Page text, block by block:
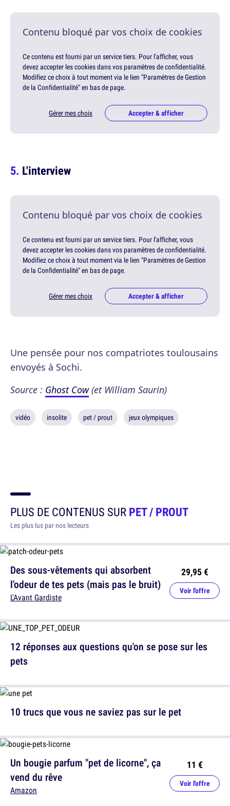
Contenu bloqué par vos choix de cookies
Ce contenu est fourni par un service tiers. Pour l'afficher, vous
devez accepter les cookies dans vos paramètres de confidentialité.
Modifiez ce choix à tout moment via le lien "Paramètres de Gestion
de la Confidentialité" en bas de page.
Gérer mes choix Accepter & afficher
L'interview
Contenu bloqué par vos choix de cookies
Ce contenu est fourni par un service tiers. Pour l'afficher, vous
devez accepter les cookies dans vos paramètres de confidentialité.
Modifiez ce choix à tout moment via le lien "Paramètres de Gestion
de la Confidentialité" en bas de page.
Gérer mes choix Accepter & afficher
Une pensée pour nos compatriotes toulousains
envoyés à Sochi.
Source : Ghost Cow(et William Saurin)
vidéo insolite pet / prout jeux olympiques
PLUS DE CONTENUS SURPET / PROUT
Les plus lus par nos lecteurs
Des sous-vêtements qui absorbent
l'odeur de tes pets (mais pas le bruit)
L'Avant Gardiste
29,95 €
Voir l'offre
10 trucs que vous ne saviez pas sur le pet
12 réponses aux questions qu'on se pose sur les
pets
Un bougie parfum "pet de licorne", ça
vend du rêve
Amazon
11 €
Voir l'offre